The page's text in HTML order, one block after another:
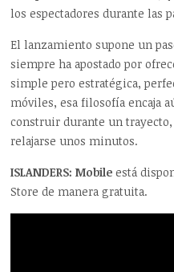
los espectadores durante las
El lanzamiento supone un
siempre ha apostado por
simple pero estratégica,
móviles, esa filosofía encaja
construir durante un
relajarse unos minutos.
ISLANDERS: Mobile está
Store de manera gratuita.